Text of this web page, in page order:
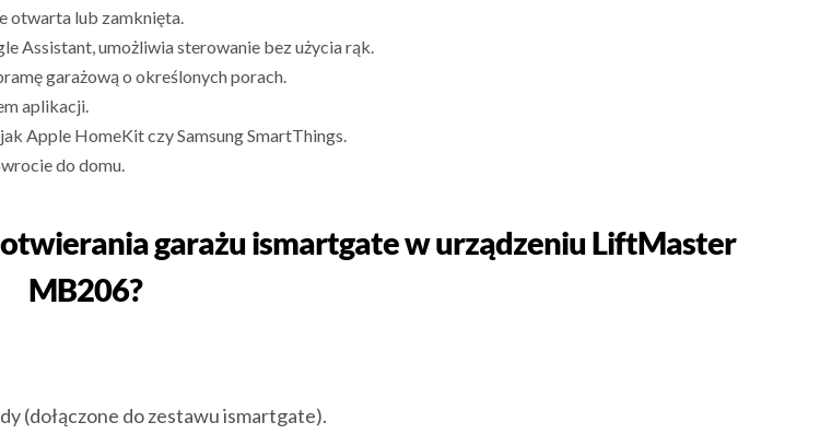
otwarta lub zamknięta.
Assistant, umożliwia sterowanie bez użycia rąk.
garażową o określonych porach.
aplikacji.
Apple HomeKit czy Samsung SmartThings.
do domu.
garażu ismartgate w urządzeniu LiftMaster
MB206?
(dołączone do zestawu ismartgate).